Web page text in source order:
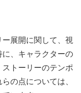
展開に関して、視
、キャラクターの
トーリーのテンポ
の点については、